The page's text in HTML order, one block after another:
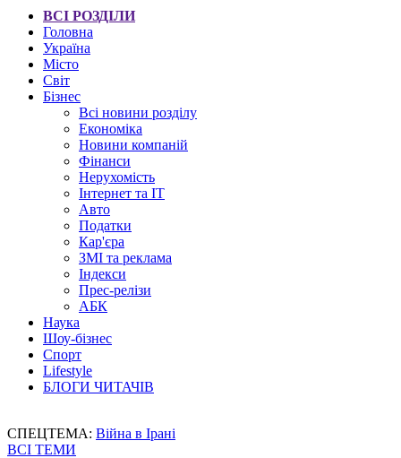
ВСІ РОЗДІЛИ
Головна
Україна
Місто
Світ
Бізнес
Всі новини розділу
Економіка
Новини компаній
Фінанси
Нерухомість
Інтернет та IT
Авто
Податки
Кар'єра
ЗМІ та реклама
Індекси
Прес-релізи
АБК
Наука
Шоу-бізнес
Спорт
Lifestyle
БЛОГИ ЧИТАЧІВ
СПЕЦТЕМА: Війна в Ірані
ВСІ ТЕМИ